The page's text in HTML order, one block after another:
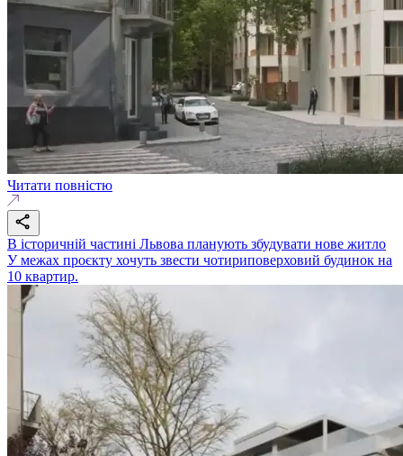
Читати повністю
В історичній частині Львова планують збудувати нове житло
У межах проєкту хочуть звести чотириповерховий будинок на
10 квартир.